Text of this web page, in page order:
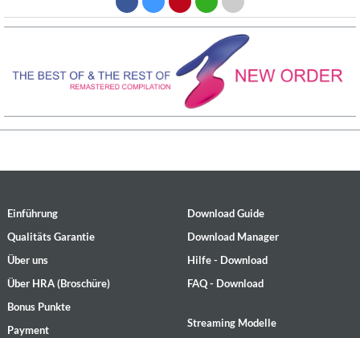
Einführung
Qualitäts Garantie
Über uns
Über HRA (Broschüre)
Bonus Punkte
Payment
Download Guide
Download Manager
Hilfe - Download
FAQ - Download
Streaming Modelle